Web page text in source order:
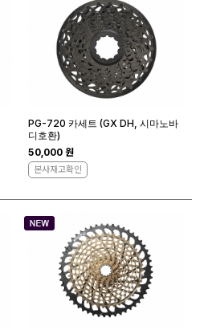
PG-720 카세트 (GX DH, 시마노바
디호환)
50,000 원
본사재고확인